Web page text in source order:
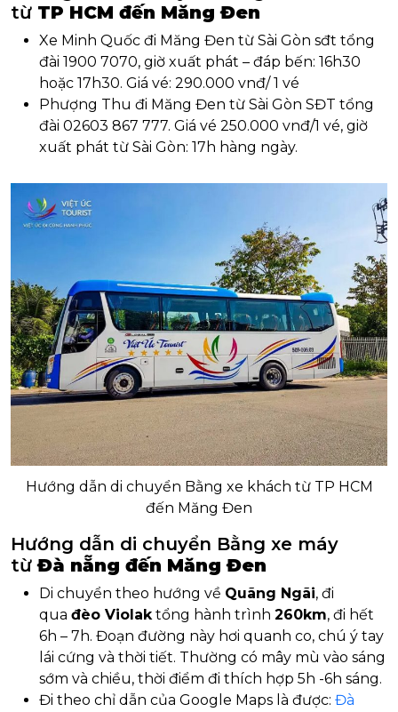
từ TP HCM đến Măng Đen
Xe Minh Quốc đi Măng Đen từ Sài Gòn sđt tổng
đài 1900 7070, giờ xuất phát – đáp bến: 16h30
hoặc 17h30. Giá vé: 290.000 vnđ/ 1 vé
Phượng Thu đi Măng Đen từ Sài Gòn SĐT tổng
đài 02603 867 777. Giá vé 250.000 vnđ/1 vé, giờ
xuất phát từ Sài Gòn: 17h hàng ngày.
Hướng dẫn di chuyển Bằng xe khách từ TP HCM
đến Măng Đen
Hướng dẫn di chuyển Bằng xe máy
từĐà nẵng đến Măng Đen
Di chuyển theo hướng về Quãng Ngãi, đi
qua đèo Violaktổng hành trình 260km, đi hết
6h – 7h. Đoạn đường này hơi quanh co, chú ý tay
lái cứng và thời tiết. Thường có mây mù vào sáng
sớm và chiều, thời điểm đi thích hợp 5h -6h sáng.
Đi theo chỉ dẫn của Google Maps là được: Đà